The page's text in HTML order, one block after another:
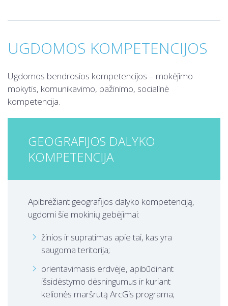
UGDOMOS KOMPETENCIJOS
Ugdomos bendrosios kompetencijos – mokėjimo
mokytis, komunikavimo, pažinimo, socialinė
kompetencija.
GEOGRAFIJOS DALYKO
KOMPETENCIJA
Apibrėžiant geografijos dalyko kompetenciją,
ugdomi šie mokinių gebėjimai:
žinios ir supratimas apie tai, kas yra
saugoma teritorija;
orientavimasis erdvėje, apibūdinant
išsidėstymo dėsningumus ir kuriant
kelionės maršrutą ArcGis programa;